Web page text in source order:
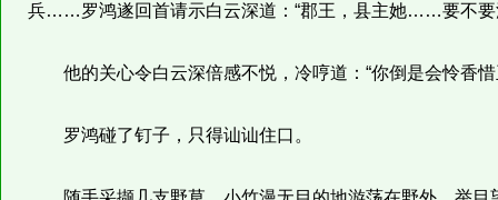
兵……罗鸿遂回首请示白云深道：“郡王，县主她……要不要
他的关心令白云深倍感不悦，冷哼道：“你倒是会怜香惜
罗鸿碰了钉子，只得讪讪住口。